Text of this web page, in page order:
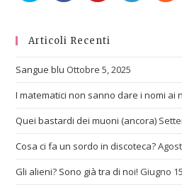
Articoli Recenti
Sangue blu Ottobre 5, 2025
I matematici non sanno dare i nomi ai
Quei bastardi dei muoni (ancora)
Cosa ci fa un sordo in discoteca?
Gli alieni? Sono già tra di noi! Giugno